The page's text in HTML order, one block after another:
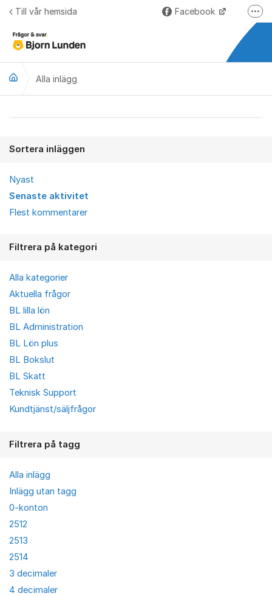
Hoppa till innehåll
Till vår hemsida Facebook
Alla inlägg
Sortera inläggen
Nyast
Senaste aktivitet
Flest kommentarer
Filtrera på kategori
Alla kategorier
Aktuella frågor
BL lilla lön
BL Administration
BL Lön plus
BL Bokslut
BL Skatt
Teknisk Support
Kundtjänst/säljfrågor
Filtrera på tagg
Alla inlägg
Inlägg utan tagg
0-konton
2512
2513
2514
3 decimaler
4 decimaler